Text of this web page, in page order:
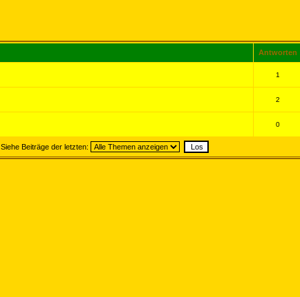
Antworten
1
2
0
Siehe Beiträge der letzten: